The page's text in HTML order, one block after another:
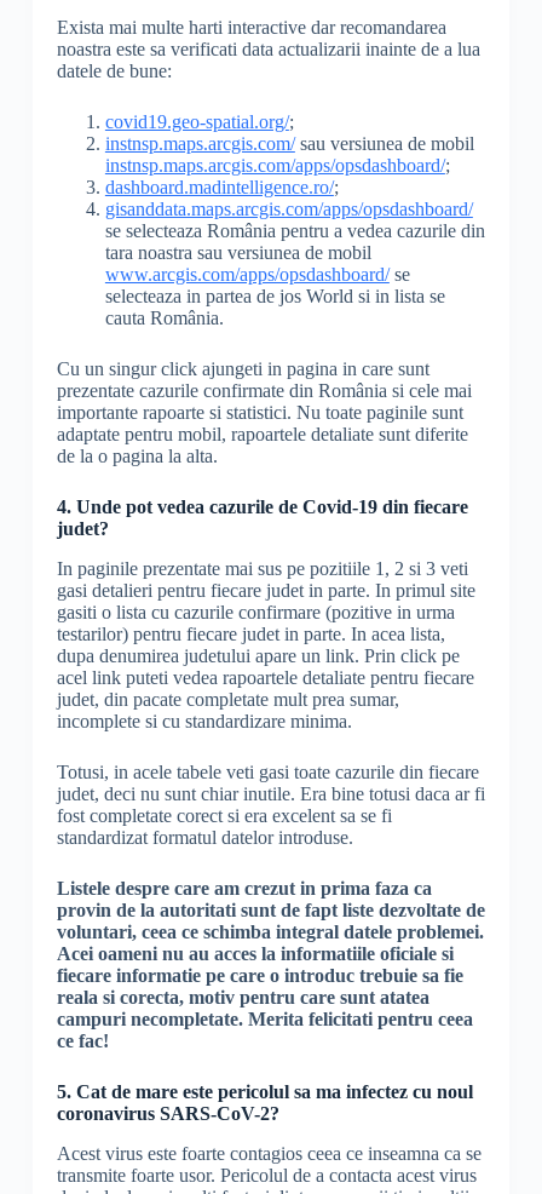
Exista mai multe harti interactive dar recomandarea
noastra este sa verificati data actualizarii inainte de a lua
datele de bune:
covid19.geo-spatial.org/;
instnsp.maps.arcgis.com/sau versiunea de mobil
instnsp.maps.arcgis.com/apps/opsdashboard/;
dashboard.madintelligence.ro/;
gisanddata.maps.arcgis.com/apps/opsdashboard/
se selecteaza România pentru a vedea cazurile din
tara noastra sau versiunea de mobil
www.arcgis.com/apps/opsdashboard/se
selecteaza in partea de jos World si in lista se
cauta România.
Cu un singur click ajungeti in pagina in care sunt
prezentate cazurile confirmate din România si cele mai
importante rapoarte si statistici. Nu toate paginile sunt
adaptate pentru mobil, rapoartele detaliate sunt diferite
de la o pagina la alta.
4. Unde pot vedea cazurile de Covid-19 din fiecare
judet?
In paginile prezentate mai sus pe pozitiile 1, 2 si 3 veti
gasi detalieri pentru fiecare judet in parte. In primul site
gasiti o lista cu cazurile confirmare (pozitive in urma
testarilor) pentru fiecare judet in parte. In acea lista,
dupa denumirea judetului apare un link. Prin click pe
acel link puteti vedea rapoartele detaliate pentru fiecare
judet, din pacate completate mult prea sumar,
incomplete si cu standardizare minima.
Totusi, in acele tabele veti gasi toate cazurile din fiecare
judet, deci nu sunt chiar inutile. Era bine totusi daca ar fi
fost completate corect si era excelent sa se fi
standardizat formatul datelor introduse.
Listele despre care am crezut in prima faza ca
provin de la autoritati sunt de fapt liste dezvoltate de
voluntari, ceea ce schimba integral datele problemei.
Acei oameni nu au acces la informatiile oficiale si
fiecare informatie pe care o introduc trebuie sa fie
reala si corecta, motiv pentru care sunt atatea
campuri necompletate. Merita felicitati pentru ceea
ce fac!
5. Cat de mare este pericolul sa ma infectez cu noul
coronavirus SARS-CoV-2?
Acest virus este foarte contagios ceea ce inseamna ca se
transmite foarte usor. Pericolul de a contacta acest virus